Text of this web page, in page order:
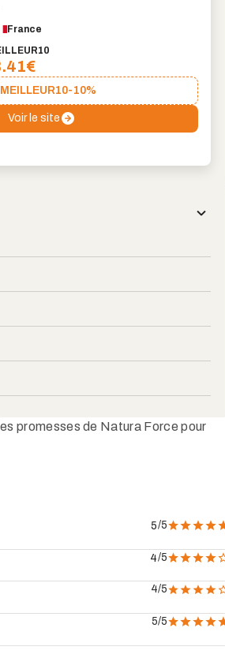
France
€
MEILLEUR10-10%
Voir le site
promesses de Natura Force pour
5/5
4/5
4/5
5/5